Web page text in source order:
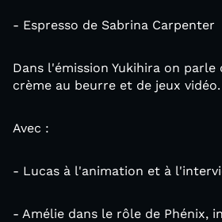
- Espresso de Sabrina Carpenter
Dans l'émission Yukihira on parle
crème au beurre et de jeux vidéo.
Avec :
- Lucas à l'animation et à
- Amélie dans le rôle de Phénix,